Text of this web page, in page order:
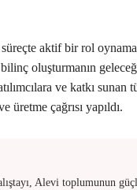
aktif bir rol
oluşturmanın
ve katkı sunan
çağrısı yapıldı.
Alevi toplumunun